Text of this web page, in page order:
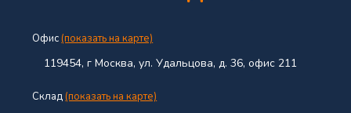
Офис(показать на карте)
119454, г Москва, ул. Удальцова, д. 36, офис 211
Склад(показать на карте)